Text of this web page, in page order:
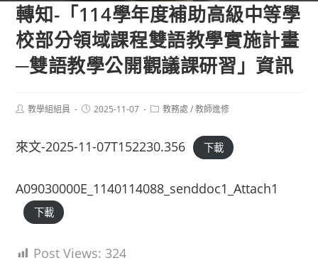
轉知-「114學年度補助高級中等學
校部分領域課程雙語教學實施計畫
─雙語教學公開觀議課研習」資訊
Post教學組組員
Post2025-11-07
Post教務處 / 教師進修
來文-2025-11-07T152230.356 下載
A09030000E_1140114088_senddoc1_Attach1
下載
Post Views: 324